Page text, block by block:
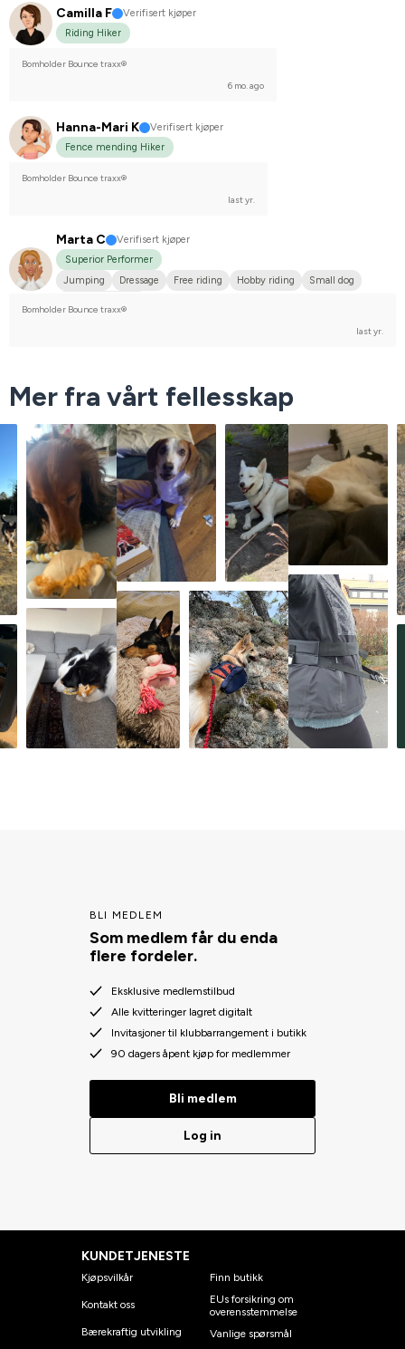
Camilla F
Verifisert kjøper
Riding Hiker
Bomholder Bounce traxx®
6 mo. ago
Hanna-Mari K
Verifisert kjøper
Fence mending Hiker
Bomholder Bounce traxx®
last yr.
Marta C
Verifisert kjøper
Superior Performer
Jumping
Dressage Free riding Hobby riding
Small dog
Bomholder Bounce traxx®
last yr.
Mer fra vårt fellesskap
BLI MEDLEM
Som medlem får du enda
flere fordeler.
Eksklusive medlemstilbud
Alle kvitteringer lagret digitalt
Invitasjoner til klubbarrangement i butikk
90 dagers åpent kjøp for medlemmer
Bli medlem
Log in
KUNDETJENESTE
Kjøpsvilkår
Kontakt oss
Bærekraftig utvikling
Finn butikk
EUs forsikring om
overensstemmelse
Vanlige spørsmål